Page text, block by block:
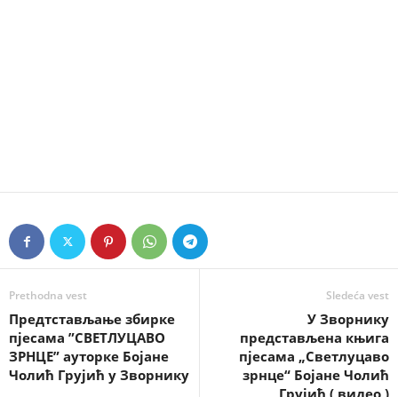
Prethodna vest
Предтстављање збирке
пјесама ”СВЕТЛУЦАВО
ЗРНЦЕ” ауторке Бојане
Чолић Грујић у Зворнику
Sledeća vest
У Зворнику
представљена књига
пјесама „Светлуцаво
зрнце“ Бојане Чолић